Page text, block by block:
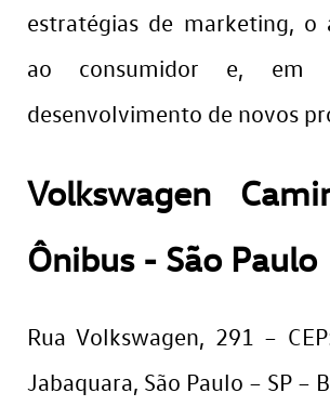
estratégias de marketing, o
ao consumidor e, em
desenvolvimento de novos
Volkswagen
Ônibus - São Paulo
Rua Volkswagen, 291 –
Jabaquara, São Paulo – SP –